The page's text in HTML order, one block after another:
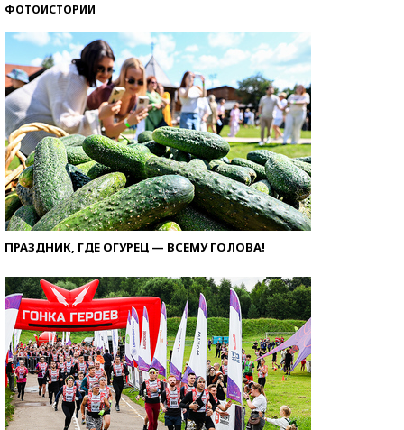
ФОТОИСТОРИИ
ПРАЗДНИК, ГДЕ ОГУРЕЦ — ВСЕМУ ГОЛОВА!